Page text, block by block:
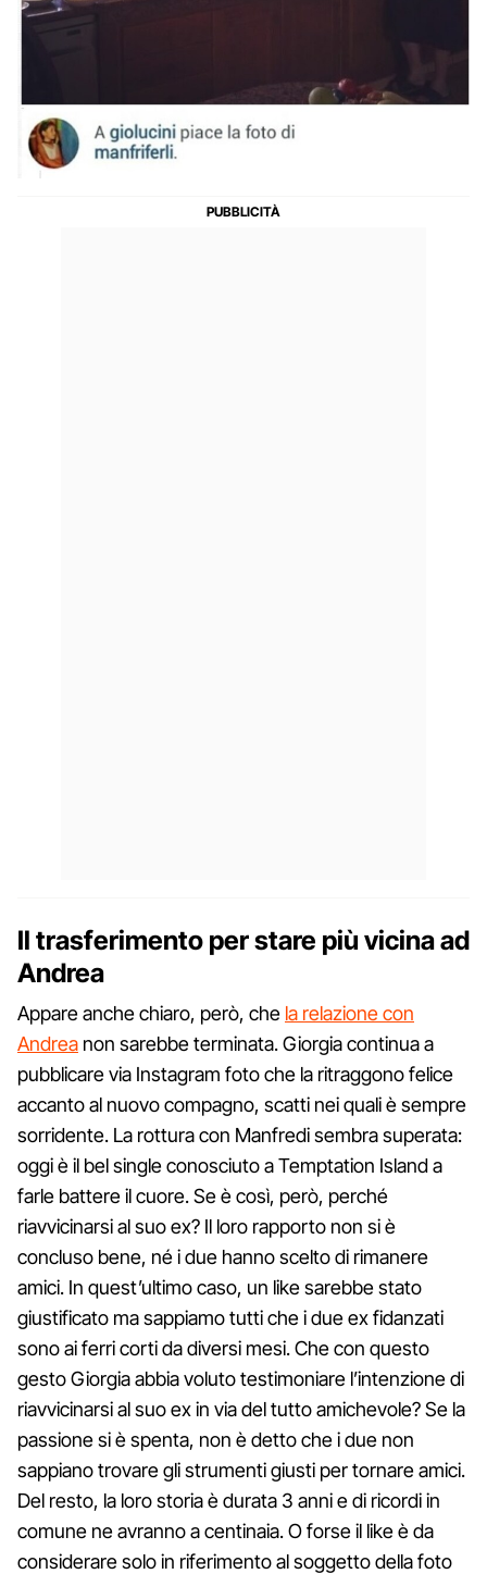
Il trasferimento per stare più vicina ad
Andrea
Appare anche chiaro, però, che la relazione con
Andrea non sarebbe terminata. Giorgia continua a
pubblicare via Instagram foto che la ritraggono felice
accanto al nuovo compagno, scatti nei quali è sempre
sorridente. La rottura con Manfredi sembra superata:
oggi è il bel single conosciuto a Temptation Island a
farle battere il cuore. Se è così, però, perché
riavvicinarsi al suo ex? Il loro rapporto non si è
concluso bene, né i due hanno scelto di rimanere
amici. In quest’ultimo caso, un like sarebbe stato
giustificato ma sappiamo tutti che i due ex fidanzati
sono ai ferri corti da diversi mesi. Che con questo
gesto Giorgia abbia voluto testimoniare l’intenzione di
riavvicinarsi al suo ex in via del tutto amichevole? Se la
passione si è spenta, non è detto che i due non
sappiano trovare gli strumenti giusti per tornare amici.
Del resto, la loro storia è durata 3 anni e di ricordi in
comune ne avranno a centinaia. O forse il like è da
considerare solo in riferimento al soggetto della foto